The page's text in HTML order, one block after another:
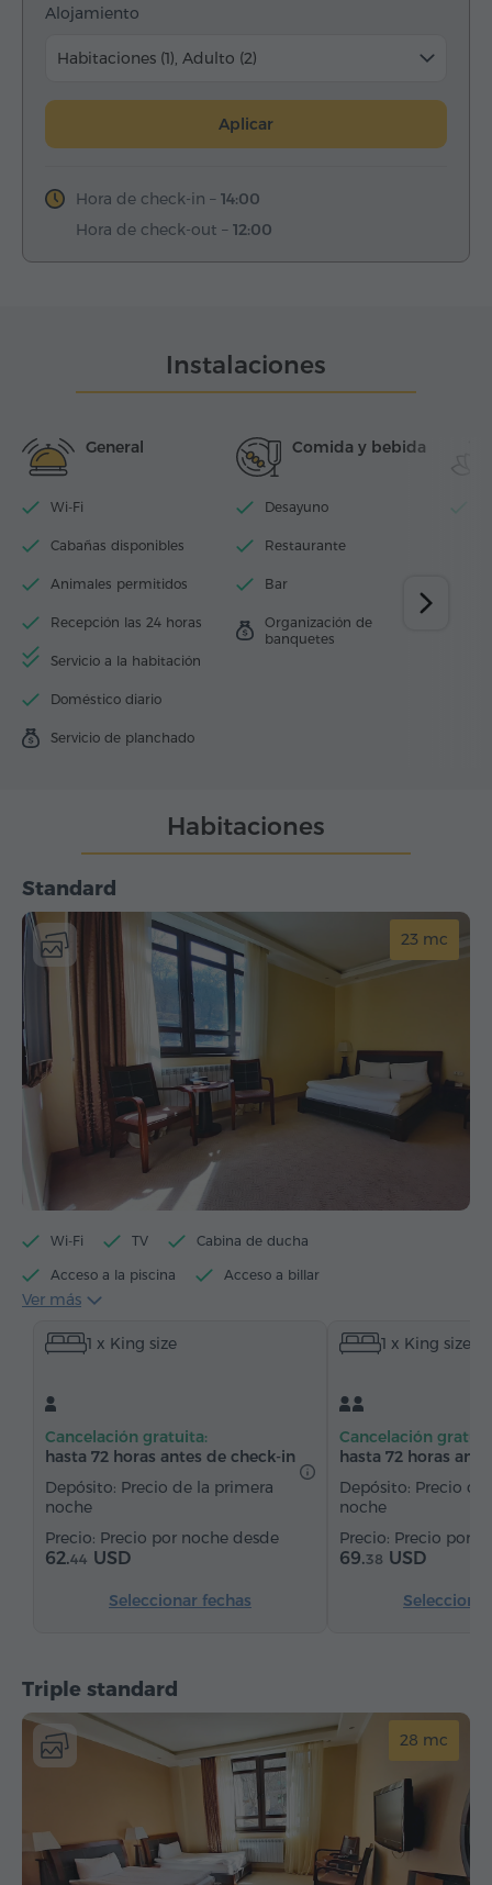
Alojamiento
Habitaciones (1), Adulto (2)
Aplicar
Hora de check-in – 14:00
Hora de check-out – 12:00
Instalaciones
General
Wi-Fi
Cabañas disponibles
Animales permitidos
Recepción las 24 horas
Servicio a la habitación
Doméstico diario
Servicio de planchado
Comida y bebida
Desayuno
Restaurante
Bar
Organización de
banquetes
Standard
23 mc
Wi-Fi TV Cabina de ducha
Acceso a la piscina Acceso a billar
Hervidor eléctrico
Allbornoz Pantuflas Secador de pelo
Silla
Servicio despertador Canales de satélite
Alfombrado Refriderador Agua embotellada
Té/Café
Ver más
1 x King size
Cancelación gratuita:
hasta 72 horas antes de check-in
Depósito: Precio de la primera
noche
Precio por noche desde
62.44 USD
Seleccionar fechas
1 x King size
Cancelación
hasta 72 horas
Depósito: Precio
noche
Precio por
69.38 USD
Triple standard
28 mc
Habitaciones